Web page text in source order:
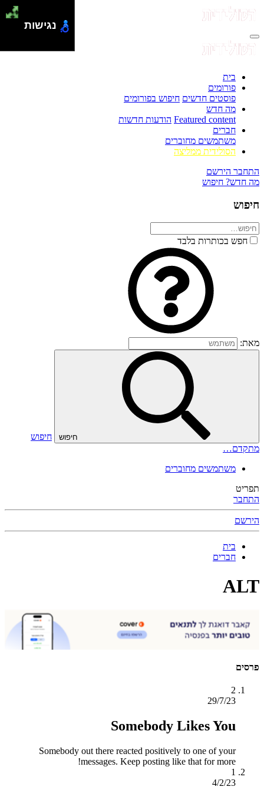
בית
פורומים
פוסטים חדשים חיפוש בפורומים
מה חדש
Featured content הודעות חדשות
חברים
משתמשים מחוברים
הסולידית ממליצה
התחבר הירשם
מה חדש? חיפוש
חיפוש
חפש בכותרות בלבד
מאת:
חיפוש
חיפוש
מתקדם…
משתמשים מחוברים
תפריט
התחבר
הירשם
בית
חברים
ALT
פרסים
2
29/7/23
Somebody Likes You
Somebody out there reacted positively to one of your
messages. Keep posting like that for more!
1
4/2/23
נגישות